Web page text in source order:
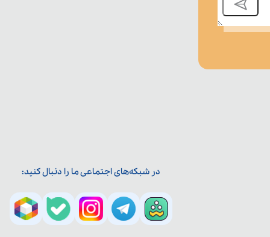
در شبکه‌های اجتماعی ما را دنبال کنید: